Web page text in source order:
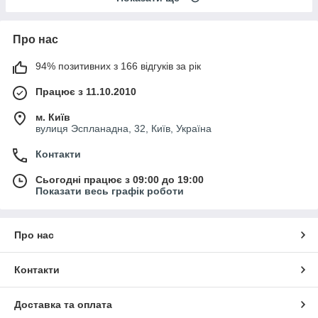
Про нас
94% позитивних з 166 відгуків за рік
Працює з 11.10.2010
м. Київ
вулиця Эспланадна, 32, Київ, Україна
Контакти
Сьогодні працює з 09:00 до 19:00
Показати весь графік роботи
Про нас
Контакти
Доставка та оплата